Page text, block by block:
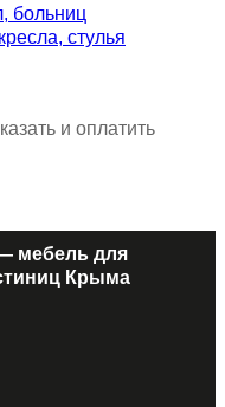
и оплатить
мебель для
Крыма